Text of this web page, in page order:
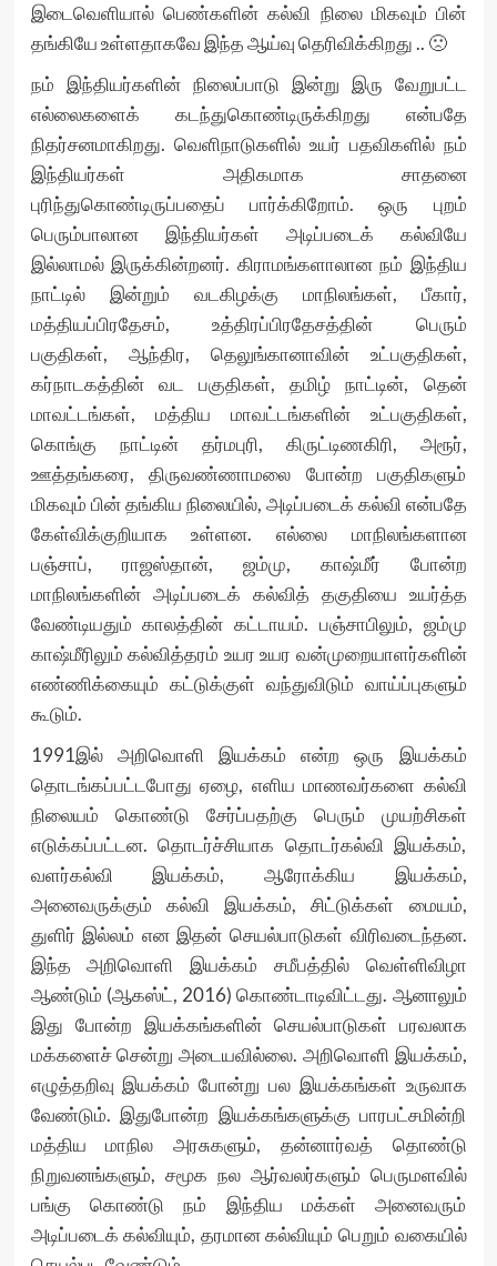
இடைவெளியால் பெண்களின் கல்வி நிலை மிகவும் பின்
தங்கியே உள்ளதாகவே இந்த ஆய்வு தெரிவிக்கிறது .. 🙁
நம் இந்தியர்களின் நிலைப்பாடு இன்று இரு வேறுபட்ட
எல்லைகளைக் கடந்துகொண்டிருக்கிறது என்பதே
நிதர்சனமாகிறது. வெளிநாடுகளில் உயர் பதவிகளில் நம்
இந்தியர்கள் அதிகமாக சாதனை
புரிந்துகொண்டிருப்பதைப் பார்க்கிறோம். ஒரு புறம்
பெரும்பாலான இந்தியர்கள் அடிப்படைக் கல்வியே
இல்லாமல் இருக்கின்றனர். கிராமங்களாலான நம் இந்திய
நாட்டில் இன்றும் வடகிழக்கு மாநிலங்கள், பீகார்,
மத்தியப்பிரதேசம், உத்திரப்பிரதேசத்தின் பெரும்
பகுதிகள், ஆந்திர, தெலுங்கானாவின் உட்பகுதிகள்,
கர்நாடகத்தின் வட பகுதிகள், தமிழ் நாட்டின், தென்
மாவட்டங்கள், மத்திய மாவட்டங்களின் உட்பகுதிகள்,
கொங்கு நாட்டின் தர்மபுரி, கிருட்டிணகிரி, அரூர்,
ஊத்தங்கரை, திருவண்ணாமலை போன்ற பகுதிகளும்
மிகவும் பின் தங்கிய நிலையில், அடிப்படைக் கல்வி என்பதே
கேள்விக்குறியாக உள்ளன. எல்லை மாநிலங்களான
பஞ்சாப், ராஜஸ்தான், ஜம்மு, காஷ்மீர் போன்ற
மாநிலங்களின் அடிப்படைக் கல்வித் தகுதியை உயர்த்த
வேண்டியதும் காலத்தின் கட்டாயம். பஞ்சாபிலும், ஜம்மு
காஷ்மீரிலும் கல்வித்தரம் உயர உயர வன்முறையாளர்களின்
எண்ணிக்கையும் கட்டுக்குள் வந்துவிடும் வாய்ப்புகளும்
கூடும்.
1991இல் அறிவொளி இயக்கம் என்ற ஒரு இயக்கம்
தொடங்கப்பட்டபோது ஏழை, எளிய மாணவர்களை கல்வி
நிலையம் கொண்டு சேர்ப்பதற்கு பெரும் முயற்சிகள்
எடுக்கப்பட்டன. தொடர்ச்சியாக தொடர்கல்வி இயக்கம்,
வளர்கல்வி இயக்கம், ஆரோக்கிய இயக்கம்,
அனைவருக்கும் கல்வி இயக்கம், சிட்டுக்கள் மையம்,
துளிர் இல்லம் என இதன் செயல்பாடுகள் விரிவடைந்தன.
இந்த அறிவொளி இயக்கம் சமீபத்தில் வெள்ளிவிழா
ஆண்டும் (ஆகஸ்ட், 2016) கொண்டாடிவிட்டது. ஆனாலும்
இது போன்ற இயக்கங்களின் செயல்பாடுகள் பரவலாக
மக்களைச் சென்று அடையவில்லை. அறிவொளி இயக்கம்,
எழுத்தறிவு இயக்கம் போன்று பல இயக்கங்கள் உருவாக
வேண்டும். இதுபோன்ற இயக்கங்களுக்கு பாரபட்சமின்றி
மத்திய மாநில அரசுகளும், தன்னார்வத் தொண்டு
நிறுவனங்களும், சமூக நல ஆர்வலர்களும் பெருமளவில்
பங்கு கொண்டு நம் இந்திய மக்கள் அனைவரும்
அடிப்படைக் கல்வியும், தரமான கல்வியும் பெறும் வகையில்